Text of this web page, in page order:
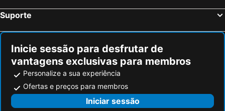
Suporte
Inicie sessão para desfrutar de
vantagens exclusivas para membros
Personalize a sua experiência
Ofertas e preços para membros
Iniciar sessão